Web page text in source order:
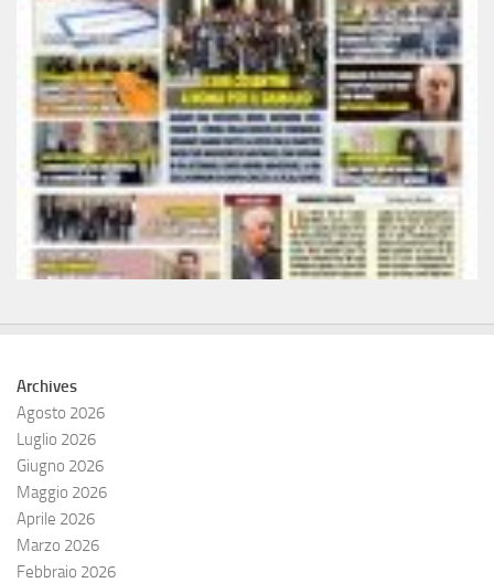
Archives
Agosto 2026
Luglio 2026
Giugno 2026
Maggio 2026
Aprile 2026
Marzo 2026
Febbraio 2026